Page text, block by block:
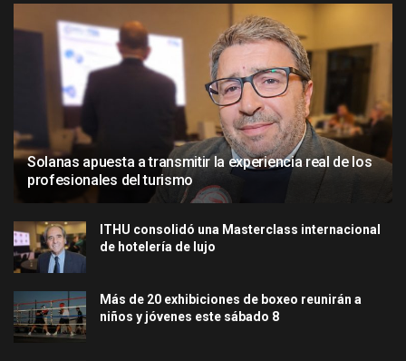
Solanas apuesta a transmitir la experiencia real de los
profesionales del turismo
ITHU consolidó una Masterclass internacional
de hotelería de lujo
Más de 20 exhibiciones de boxeo reunirán a
niños y jóvenes este sábado 8